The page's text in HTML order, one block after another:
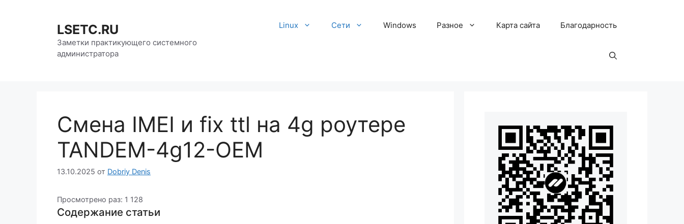
содержимомуLSETC.RU
Заметки практикующего системного
администратора
Linux Сети Windows Разное Карта сайта Благодарность
Смена IMEI и fix ttl на 4g роутере
TANDEM-4g12-OEM
13.10.2025 от Dobriy Denis
Просмотрено раз: 1 128
Содержание статьи